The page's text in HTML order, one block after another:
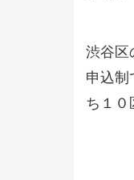
渋谷区
申込制
ち１０